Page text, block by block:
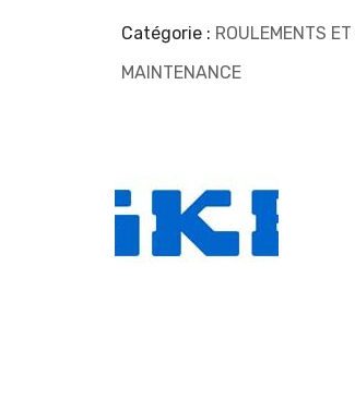
Catégorie : ROULEMENTS
MAINTENANCE